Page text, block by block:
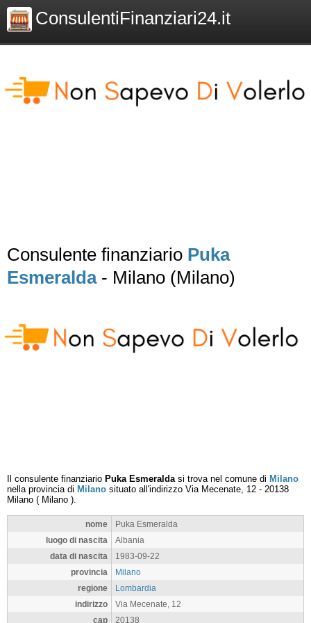
ConsulentiFinanziari24.it
Consulente finanziario Puka
Esmeralda- Milano (Milano)
Il consulente finanziario Puka Esmeraldasi trova nel comune di Milano
nella provincia di Milano situato all'indirizzo Via Mecenate, 12 - 20138
Milano ( Milano ).
nome
Puka Esmeralda
luogo di nascita
Albania
data di nascita
1983-09-22
provincia
Milano
regione
Lombardia
indirizzo
Via Mecenate, 12
cap
20138